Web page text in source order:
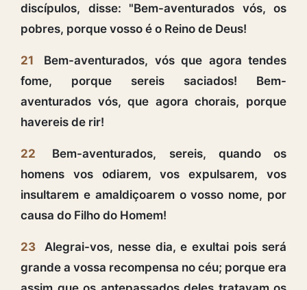
discípulos, disse: "Bem-aventurados vós, os
pobres, porque vosso é o Reino de Deus!
21
Bem-aventurados, vós que agora tendes
fome, porque sereis saciados! Bem-
aventurados vós, que agora chorais, porque
havereis de rir!
22
Bem-aventurados, sereis, quando os
homens vos odiarem, vos expulsarem, vos
insultarem e amaldiçoarem o vosso nome, por
causa do Filho do Homem!
23
Alegrai-vos, nesse dia, e exultai pois será
grande a vossa recompensa no céu; porque era